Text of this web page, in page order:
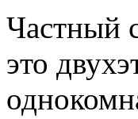
Частный
это